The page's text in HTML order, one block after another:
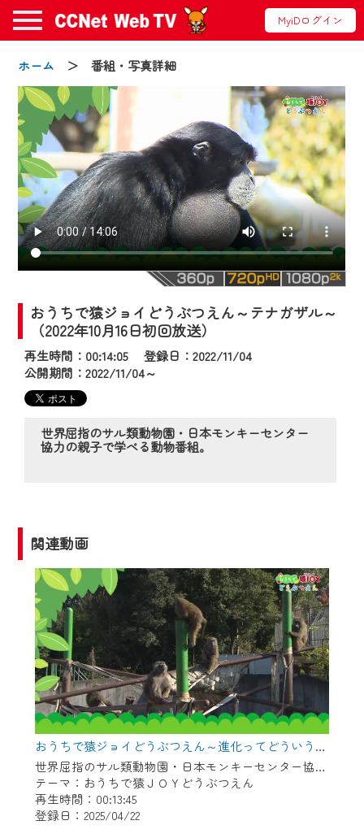
MyiDログイン
ホーム ＞ 番組・写真詳細
おうちで猿ジョイどうぶつえん～テナガザル～
（2022年10月16日初回放送）
再生時間：00:14:05 登録日：2022/11/04
公開期間：2022/11/04～
世界屈指のサル類動物園・日本モンキーセンター
協力の親子で学べる動物番組。
関連動画
おうちで猿ジョイどうぶつえん～進化ってどういうこと？～（2025年3月16日初回放送）
世界屈指のサル類動物園・日本モンキーセンター協力の親子で学べる動物番組。
テーマ：おうちで猿ＪＯＹどうぶつえん
再生時間：00:13:45
登録日：2025/04/22
お知らせ
2024/09/02
動画配信サービス『CCNet Web TV』は2024
年9月24日からリニューアルします！
【変更点】
◆デザイン変更により、お住まいの地域
の動画コンテンツが一目瞭然。
◆当社アプリやＰＣブラウザから、いつ
でも・どこでも・外出先でも！
CCNetサービスエリア20市町の地域情報
番組をご視聴いただけます！
ビス向上のため、
一部コンテンツを除き、
CCNetサービスへの加入と『CCNetマイ
ページ※』へのログインが必要となりま
す。
何卒、ご理解ご了承の程よろしくお願い
いたします。
※マイページへのログインには、MyIDが必
要となります。
※MyIDとは、CCNet Web TVを含むCCNetの
各種サービスをご利用頂くためのIDです。
IDはお客様が使っているメールアドレス